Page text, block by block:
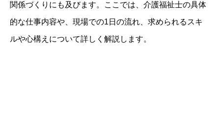
関係づくりにも及びます。ここでは、介護福祉士の具体
的な仕事内容や、現場での1日の流れ、求められるスキ
ルや心構えについて詳しく解説します。